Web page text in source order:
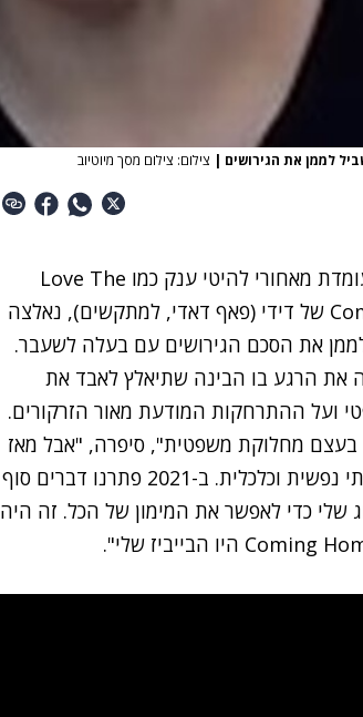
לממן את הגירושים | צילום: צילום מסך מיוטיוב
כותבת השירים סקיילר גריי (הולי ברוק הפרמן), שעומדת מאחורי להיטי ענק כמו Love The
Way You Lie של ריהאנה ואמינם או Coming Home של דידי (פאף דאדי, למתקשים), נאלצה
את הסכם הגירושים עם בעלה לשעבר.
את הרגע בו הבינה שתיאלץ לאבד את
ועל ההתרחקות המודעת מאור הזרקורים.
בעצם מחלוקת משפטית", סיפרה, "אבל מאז
2017 אני נמצאת בהליך גירושין ותביעה שקרעו אותי נפשית וכלכלית. ב-2021 פתרנו דברים סוף
שלי כדי לאפשר את המימון של הכל. זה היה